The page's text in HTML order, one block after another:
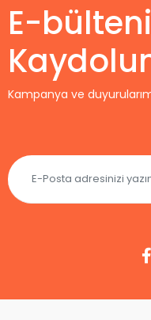
E-
Kampanya ve